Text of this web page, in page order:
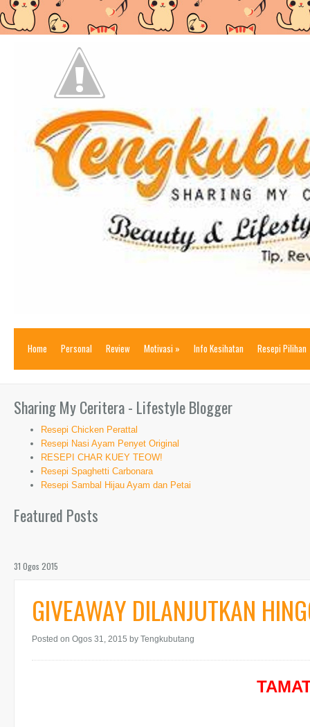
Home Personal Review Motivasi » Info Kesihatan Resepi Pilihan
Sharing My Ceritera - Lifestyle Blogger
Resepi Chicken Perattal
Resepi Nasi Ayam Penyet Original
RESEPI CHAR KUEY TEOW!
Resepi Spaghetti Carbonara
Resepi Sambal Hijau Ayam dan Petai
Featured Posts
31 Ogos 2015
GIVEAWAY DILANJUTKAN
Posted on Ogos 31, 2015 by Tengkubutang